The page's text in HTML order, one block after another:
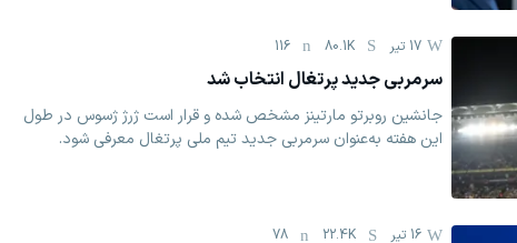
17 تیر 80.1K
116
سرمربی جدید پرتغال انتخاب شد
جانشین روبرتو مارتینز مشخص شده و قرار است ژرژ ژسوس در طول
این هفته به‌عنوان سرمربی جدید تیم ملی پرتغال معرفی شود.
16 تیر 22.4K
78